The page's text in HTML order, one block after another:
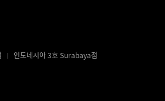
인도네시아 3호 Surabaya점